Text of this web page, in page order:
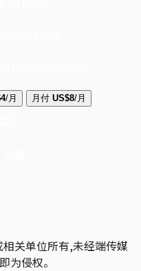
/月 月付 US$8/月
相关单位所有,未经端传媒
为侵权。